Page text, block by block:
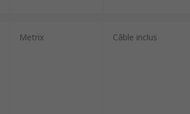
Metrix Câble inclus